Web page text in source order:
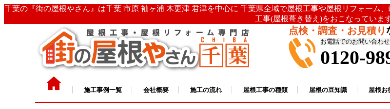
千葉の『街の屋根やさん』は千葉 市原 袖ヶ浦 木更津 君津を中心に 千葉県全域で屋根工事や屋根リフォーム
工事(屋根葺き替え)をおこなっています
点検・調査・お見積り
お電話でのお問い合わ
0120-
施工事例一覧 会社概要 施工の流れ 屋根工事の種類 屋根の豆知識 屋根お